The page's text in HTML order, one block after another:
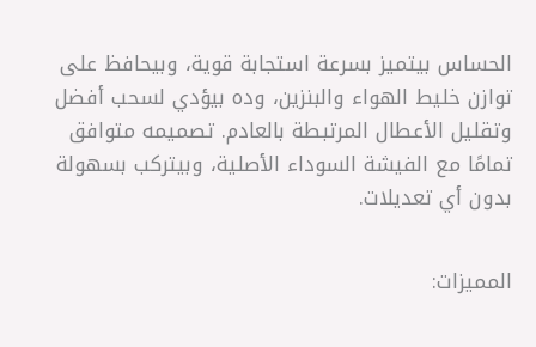
الحساس بيتميز بسرعة استجابة قوية، وبيحافظ على
توازن خليط الهواء والبنزين، وده بيؤدي لسحب أفضل
وتقليل الأعطال المرتبطة بالعادم. تصميمه متوافق
تمامًا مع الفيشة السوداء الأصلية، وبيتركب بسهولة
بدون أي تعديلات.
المميزات: